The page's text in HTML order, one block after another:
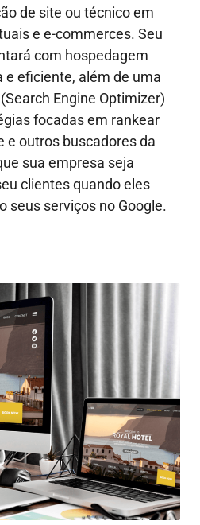
de site ou técnico em
e e-commerces. Seu
com hospedagem
e eficiente, além de uma
Engine Optimizer)
focadas em rankear
e outros buscadores da
sua empresa seja
clientes quando eles
seus serviços no Google.